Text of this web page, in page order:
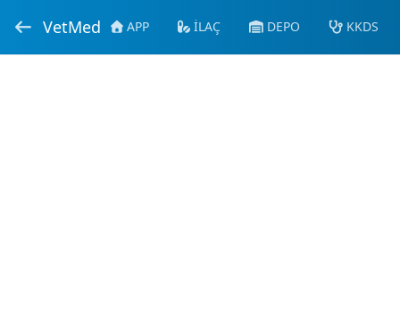
VetMed APP İLAÇ DEPO KKDS